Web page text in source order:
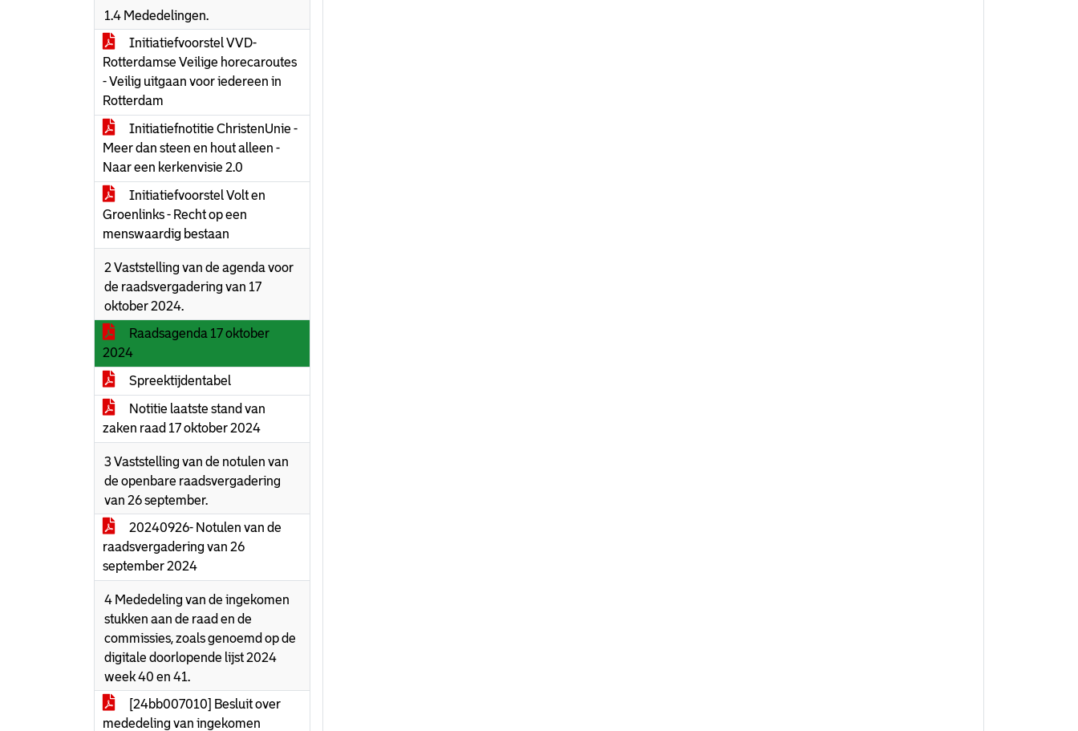
1.4 Mededelingen.
Initiatiefvoorstel VVD-
Rotterdamse Veilige horecaroutes
- Veilig uitgaan voor iedereen in
Rotterdam
Initiatiefnotitie ChristenUnie -
Meer dan steen en hout alleen -
Naar een kerkenvisie 2.0
Initiatiefvoorstel Volt en
Groenlinks - Recht op een
menswaardig bestaan
2 Vaststelling van de agenda voor
de raadsvergadering van 17
oktober 2024.
Raadsagenda 17 oktober
2024
Spreektijdentabel
Notitie laatste stand van
zaken raad 17 oktober 2024
3 Vaststelling van de notulen van
de openbare raadsvergadering
van 26 september.
20240926- Notulen van de
raadsvergadering van 26
september 2024
4 Mededeling van de ingekomen
stukken aan de raad en de
commissies, zoals genoemd op de
digitale doorlopende lijst 2024
week 40 en 41.
[24bb007010] Besluit over
mededeling van ingekomen